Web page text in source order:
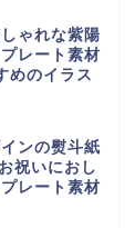
ゃれな紫陽
レート素材
めのイラス
ンの熨斗紙
祝いにおし
レート素材